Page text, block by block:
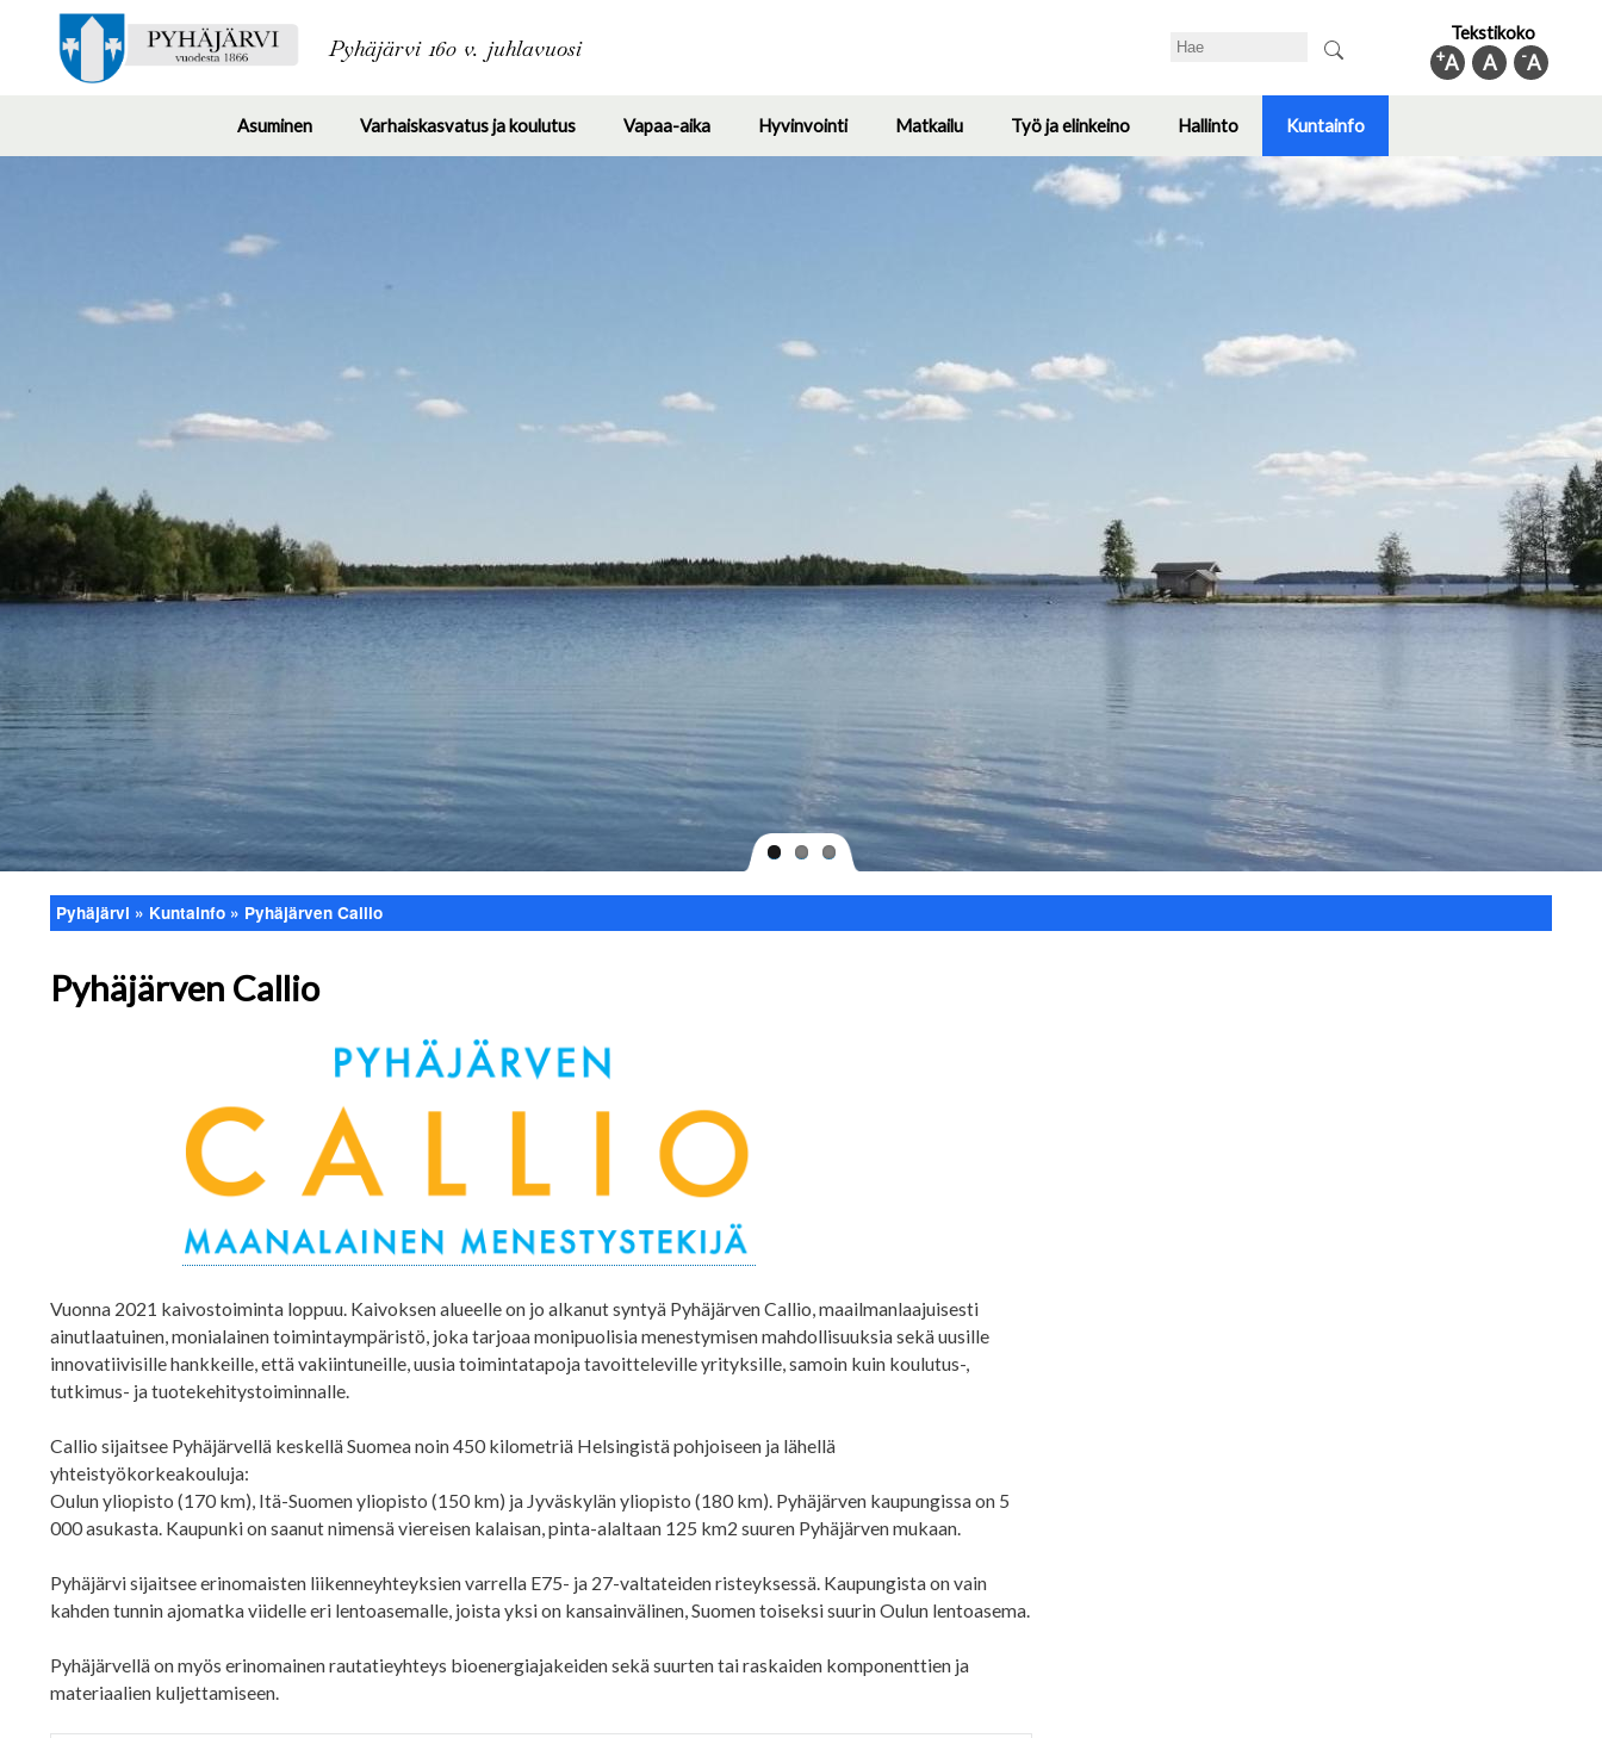
Pyhäjärvi 160 v. juhlavuosi Search Tekstikoko
-A
A
+A
Asuminen
Toggle
submenu
Varhaiskasvatus ja koulutus
Toggle
submenu
Vapaa-aika
Toggle
submenu
Hyvinvointi
Toggle
submenu
Matkailu
submenu
Työ ja elinkeino
Toggle
submenu
Hallinto
Toggle
submenu
Kuntainfo
submenu
Murupolku
Pyhäjärvi Kuntainfo Pyhäjärven Callio
Pyhäjärven Callio
Vuonna 2021 kaivostoiminta loppuu. Kaivoksen alueelle on jo alkanut syntyä Pyhäjärven Callio, maailmanlaajuisesti
ainutlaatuinen, monialainen toimintaympäristö, joka tarjoaa monipuolisia menestymisen mahdollisuuksia sekä uusille
innovatiivisille hankkeille, että vakiintuneille, uusia toimintatapoja tavoitteleville yrityksille, samoin kuin koulutus-,
tutkimus- ja tuotekehitystoiminnalle.
Callio sijaitsee Pyhäjärvellä keskellä Suomea noin 450 kilometriä Helsingistä pohjoiseen ja lähellä
yhteistyökorkeakouluja:
Oulun yliopisto (170 km), Itä-Suomen yliopisto (150 km) ja Jyväskylän yliopisto (180 km). Pyhäjärven kaupungissa on 5
000 asukasta. Kaupunki on saanut nimensä viereisen kalaisan, pinta-alaltaan 125 km2 suuren Pyhäjärven mukaan.
Pyhäjärvi sijaitsee erinomaisten liikenneyhteyksien varrella E75- ja 27-valtateiden risteyksessä. Kaupungista on vain
kahden tunnin ajomatka viidelle eri lentoasemalle, joista yksi on kansainvälinen, Suomen toiseksi suurin Oulun lentoasema.
Pyhäjärvellä on myös erinomainen rautatieyhteys bioenergiajakeiden sekä suurten tai raskaiden komponenttien ja
materiaalien kuljettamiseen.